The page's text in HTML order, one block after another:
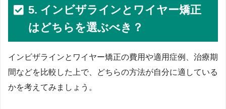
5. インビザラインとワイヤー矯正
はどちらを選ぶべき？
インビザラインとワイヤー矯正の費用や適用症例、治療期
間などを比較した上で、どちらの方法が自分に適している
かを考えてみましょう。